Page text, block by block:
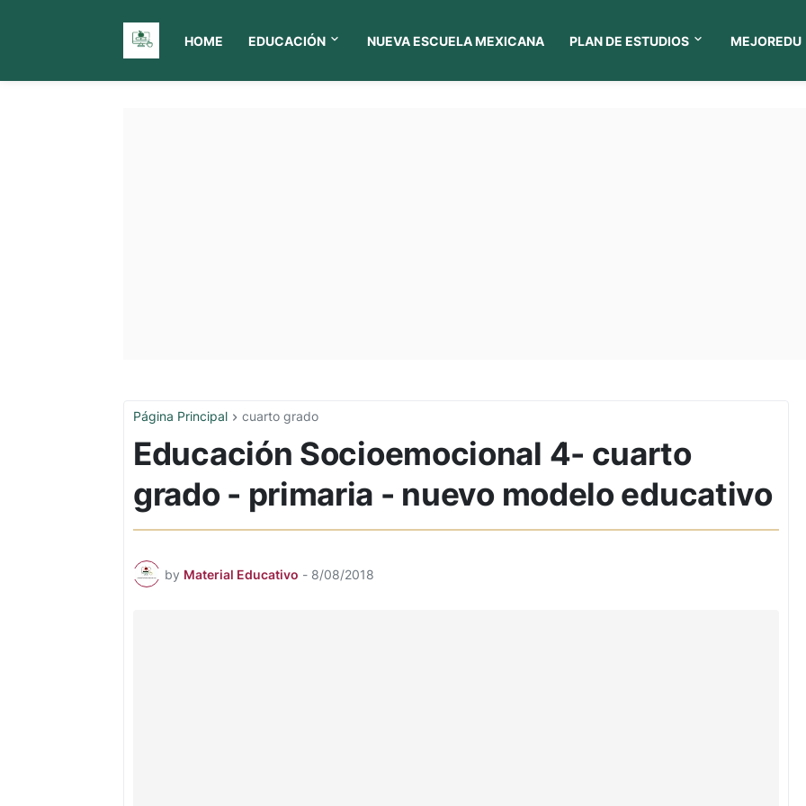
HOME EDUCACIÓN NUEVA ESCUELA MEXICANA PLAN DE ESTUDIOS MEJOREDU
Página Principal cuarto grado
Educación Socioemocional 4- cuarto
grado - primaria - nuevo modelo educativo
by Material Educativo - 8/08/2018